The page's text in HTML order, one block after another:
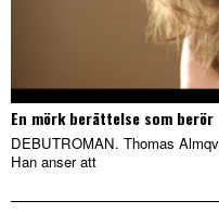
En mörk berättelse som berör
DEBUTROMAN. Thomas
Han anser att